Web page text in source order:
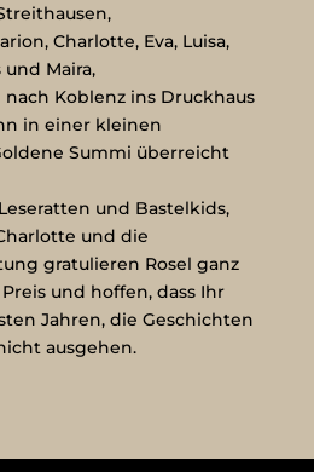
Charlotte, Eva, Luisa,
und Maira,
Koblenz ins Druckhaus
in einer kleinen
Summi überreicht
und Bastelkids,
und die
gratulieren Rosel ganz
und hoffen, dass Ihr
Jahren, die Geschichten
ausgehen.